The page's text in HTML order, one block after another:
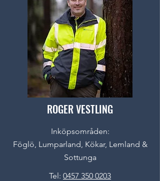
ROGER VESTLING
Inköpsområden:
Föglö, Lumparland, Kökar, Lemland &
Sottunga
Tel: 0457 350 0203